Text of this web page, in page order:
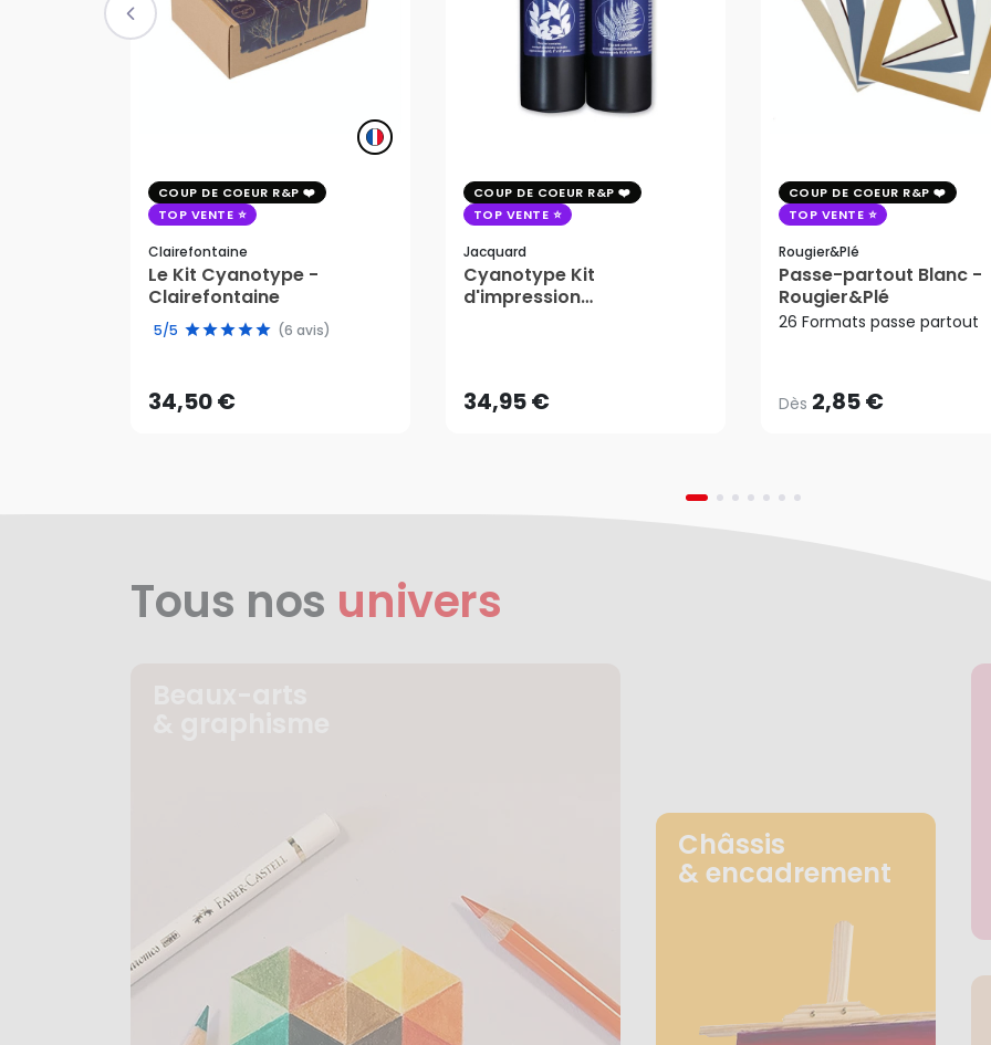
COUP DE COEUR R&P
TOP VENTE
Clairefontaine
Le Kit Cyanotype -
Clairefontaine
5/5 (6 avis)
34,50 €
34,50 €
AJOUTER AU PANIER
COUP DE COEUR R&P
TOP VENTE
Jacquard
Cyanotype Kit
d'impression
34,95 €AJOUTER AU PANIER
COUP DE COEUR R&P
TOP VENTE
Rougier&plé
Passe-partout Blanc -
Rougier&Plé
26 Formats passe partout
Dès 2,85 €
Dès2,85 €
Tous nos univers
Châssis
& encadrement